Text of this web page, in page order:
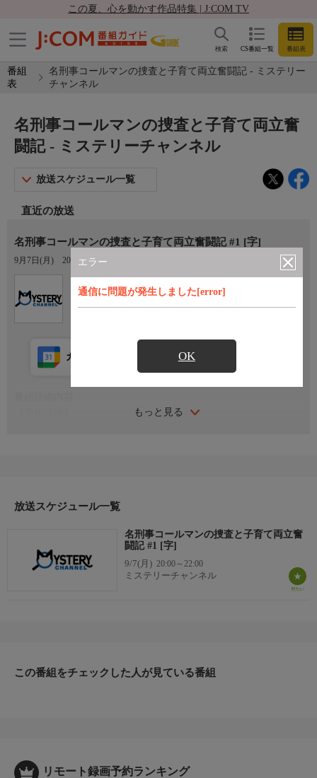
この夏、心を動かす作品特集 | J:COM TV
CS番組一覧 番組表
検索
番組
表
名刑事コールマンの捜査と子育て両立奮闘記 - ミステリー
チャンネル
エラー
通信に問題が発生しました[error]
OK
名刑事コールマンの捜査と子育て両立奮
闘記 - ミステリーチャンネル
放送スケジュール一覧
直近の放送
名刑事コールマンの捜査と子育て両立奮闘記 #1 [字]
9月7日(月) 20:00〜22:00
ミステリーチャンネル
もっと見る
カレンダー登録 アプリ視聴
の世話と犯罪捜査を両立させなければならないシモンの悪戦苦闘
放送スケジュール一覧
名刑事コールマンの捜査と子育て両立奮
闘記 #1 [字]
9/7(月) 20:00～22:00
ミステリーチャンネル
この番組をチェックした人が見ている番組
リモート録画予約ランキング